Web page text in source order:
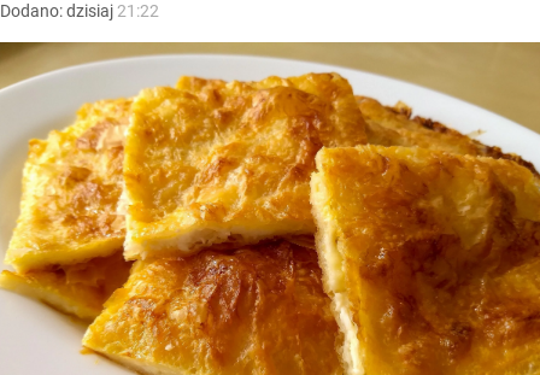
Dodano:dzisiaj 21:22